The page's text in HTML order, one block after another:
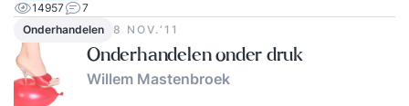
14957
7
Onderhandelen
8 NOV.‘11
Onderhandelen onder druk
Willem Mastenbroek